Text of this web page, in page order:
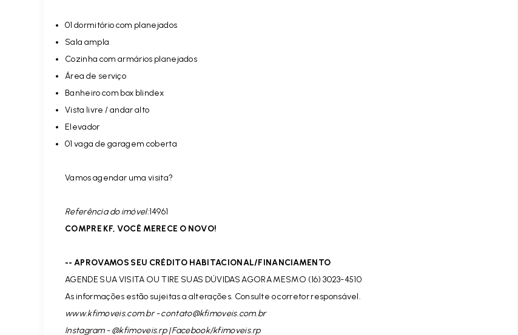
01 dormitório com planejados
Sala ampla
Cozinha com armários planejados
Área de serviço
Banheiro com box blindex
Vista livre / andar alto
Elevador
01 vaga de garagem coberta
Vamos agendar uma visita?
Referência do imóvel:14961
COMPRE KF, VOCÊ MERECE O NOVO!
-- APROVAMOS SEU CRÉDITO HABITACIONAL/FINANCIAMENTO
AGENDE SUA VISITA OU TIRE SUAS DÚVIDAS AGORA MESMO (16) 3023-4510
As informações estão sujeitas a alterações. Consulte o corretor responsável.
www.kfimoveis.com.br -contato@kfimoveis.com.br
Instagram - @kfimoveis.rp | Facebook/kfimoveis.rp